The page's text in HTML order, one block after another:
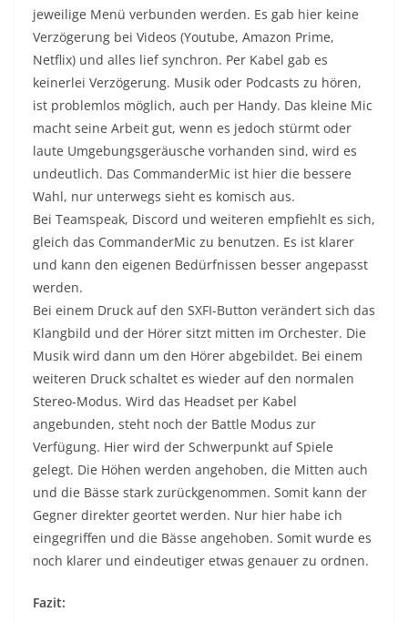
jeweilige Menü verbunden werden. Es gab hier keine
Verzögerung bei Videos (Youtube, Amazon Prime,
Netflix) und alles lief synchron. Per Kabel gab es
keinerlei Verzögerung. Musik oder Podcasts zu hören,
ist problemlos möglich, auch per Handy. Das kleine Mic
macht seine Arbeit gut, wenn es jedoch stürmt oder
laute Umgebungsgeräusche vorhanden sind, wird es
undeutlich. Das CommanderMic ist hier die bessere
Wahl, nur unterwegs sieht es komisch aus.
Bei Teamspeak, Discord und weiteren empfiehlt es sich,
gleich das CommanderMic zu benutzen. Es ist klarer
und kann den eigenen Bedürfnissen besser angepasst
werden.
Bei einem Druck auf den SXFI-Button verändert sich das
Klangbild und der Hörer sitzt mitten im Orchester. Die
Musik wird dann um den Hörer abgebildet. Bei einem
weiteren Druck schaltet es wieder auf den normalen
Stereo-Modus. Wird das Headset per Kabel
angebunden, steht noch der Battle Modus zur
Verfügung. Hier wird der Schwerpunkt auf Spiele
gelegt. Die Höhen werden angehoben, die Mitten auch
und die Bässe stark zurückgenommen. Somit kann der
Gegner direkter geortet werden. Nur hier habe ich
eingegriffen und die Bässe angehoben. Somit wurde es
noch klarer und eindeutiger etwas genauer zu ordnen.
Fazit: